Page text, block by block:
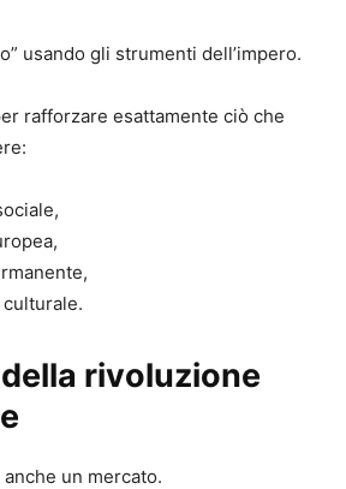
usando gli strumenti dell’impero.
rafforzare esattamente ciò che
rivoluzione
un mercato.